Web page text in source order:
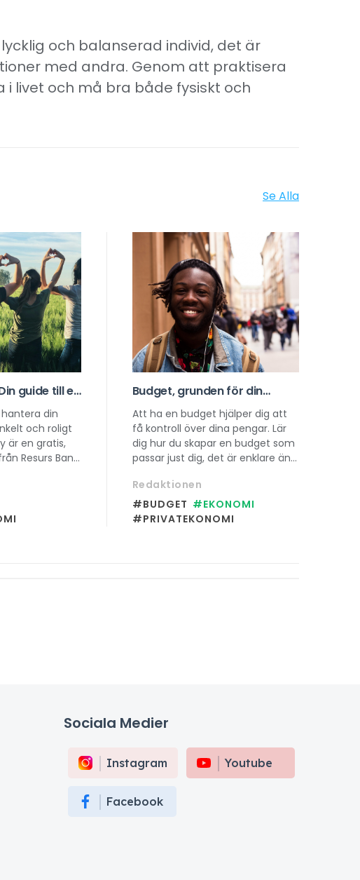
och balanserad individ, det är
med andra. Genom att praktisera
livet och må bra både fysiskt och
Se Alla
guide till en
din
och roligt
är en gratis,
Resurs Bank
på bara 30
Budget, grunden för din
ekonomi
Att ha en budget hjälper dig att
få kontroll över dina pengar. Lär
dig hur du skapar en budget som
passar just dig, det är enklare än
Redaktionen
#BUDGET #EKONOMI
#PRIVATEKONOMI
Sociala Medier
Instagram Youtube
Facebook